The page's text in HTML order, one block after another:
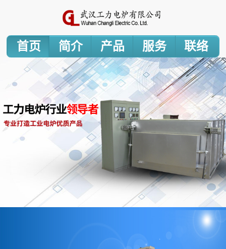
首页 简介 产品 服务 联络